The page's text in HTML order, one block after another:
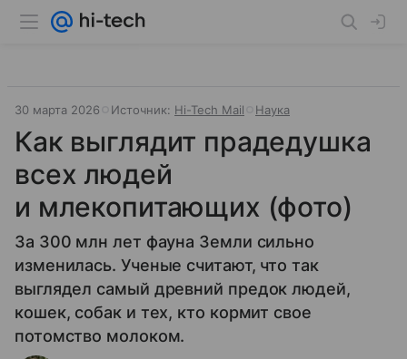
30 марта 2026 Источник: Hi-Tech Mail Наука
Как выглядит прадедушка
всех людей
и млекопитающих (фото)
За 300 млн лет фауна Земли сильно
изменилась. Ученые считают, что так
выглядел самый древний предок людей,
кошек, собак и тех, кто кормит свое
потомство молоком.